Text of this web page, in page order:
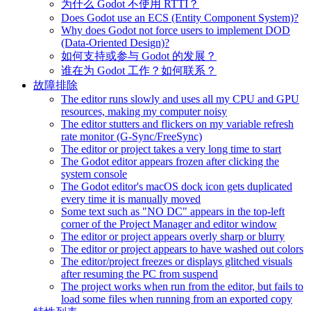
为什么 Godot 不使用 RTTI？
Does Godot use an ECS (Entity Component System)?
Why does Godot not force users to implement DOD
(Data-Oriented Design)?
如何支持或参与 Godot 的发展？
谁在为 Godot 工作？如何联系？
故障排除
The editor runs slowly and uses all my CPU and GPU
resources, making my computer noisy
The editor stutters and flickers on my variable refresh
rate monitor (G-Sync/FreeSync)
The editor or project takes a very long time to start
The Godot editor appears frozen after clicking the
system console
The Godot editor's macOS dock icon gets duplicated
every time it is manually moved
Some text such as "NO DC" appears in the top-left
corner of the Project Manager and editor window
The editor or project appears overly sharp or blurry
The editor or project appears to have washed out colors
The editor/project freezes or displays glitched visuals
after resuming the PC from suspend
The project works when run from the editor, but fails to
load some files when running from an exported copy